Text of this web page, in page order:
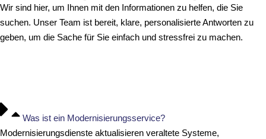
Wir sind hier, um Ihnen mit den Informationen zu helfen, die Sie
suchen. Unser Team ist bereit, klare, personalisierte Antworten zu
geben, um die Sache für Sie einfach und stressfrei zu machen.
Was ist ein Modernisierungsservice?
Modernisierungsdienste aktualisieren veraltete Systeme,